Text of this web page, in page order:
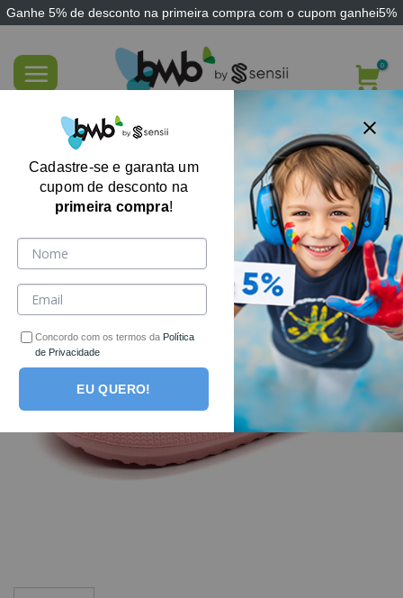
Ganhe 5% de desconto na primeira compra com o cupom ganhei5%
content
Chinelo Nuvem Flof Slide Ortopédico
Unissex Leve
Cadastre-se e garanta um
cupom de desconto na
primeira compra!
Concordo com os termos da Política
de Privacidade
EU QUERO!